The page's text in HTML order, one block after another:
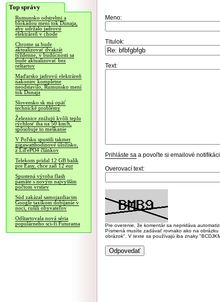
Top správy
Rumunsko odstrelmi a
blokádou mení tok Dunaja,
aby udržalo jadrovú
elektráreň v chode
Chrome sa bude
aktualizovať dvakrát
týždenne, v budúcnosti sa
bude aktualizovať bez
reštartov
Maďarsko jadrovú elektráreň
nakoniec kompletne
neodstavilo, Rumunsko mení
tok Dunaja
Slovensko.sk má opäť
technické problémy
Železnice znižujú kvôli teplu
rýchlosť iba na 50 km/h,
spôsobuje to meškanie
V Poľsku spustili takmer
gigawatthodinové úložisko,
z LiFePO4 článkov
Telekom pridal 12 GB balík
pre Easy, chce zaň 12 eur
Spustená výroba flash
pamäte s novým najvyšším
počtom vrstiev
Súd zakázal samojazdiacim
Google taxíkom dobíjanie v
noci, rušili obyvateľov
Odštartovala nová séria
populárneho sci-fi Futurama
Meno:
Titulok:
Text:
Prihláste sa a povoľte si emailové
Overovací text:
Pre overenie, že komentár sa nepridáva
Písmená musíte zadávať rovnako ako na
obrázok". V texte sa používajú iba znaky